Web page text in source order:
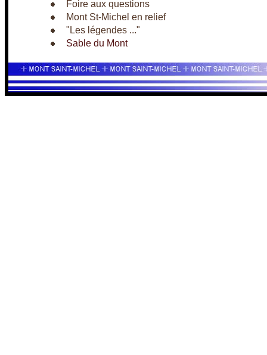
Foire aux questions
Mont St-Michel en relief
"Les légendes ..."
Sable du Mont